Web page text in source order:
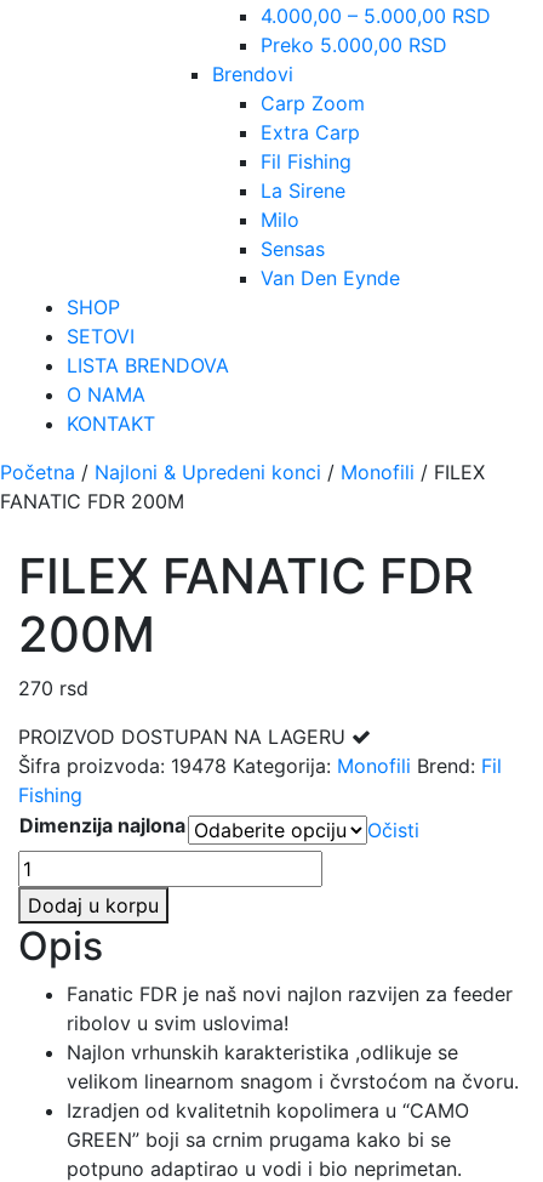
4.000,00 – 5.000,00 RSD
Preko 5.000,00 RSD
Brendovi
Carp Zoom
Extra Carp
Fil Fishing
La Sirene
Milo
Sensas
Van Den Eynde
SHOP
SETOVI
LISTA BRENDOVA
O NAMA
KONTAKT
Početna / Najloni & Upredeni konci / Monofili / FILEX
FANATIC FDR 200M
FILEX FANATIC FDR
200M
270 rsd
PROIZVOD DOSTUPAN NA LAGERU
Šifra proizvoda: 19478 Kategorija: Monofili Brend: Fil
Fishing
Dimenzija najlona
Očisti
FILEX
FANATIC
FDR
200M
Dodaj u korpu
Opis
Fanatic FDR je naš novi najlon razvijen za feeder
ribolov u svim uslovima!
Najlon vrhunskih karakteristika ,odlikuje se
velikom linearnom snagom i čvrstoćom na čvoru.
Izradjen od kvalitetnih kopolimera u “CAMO
GREEN” boji sa crnim prugama kako bi se
potpuno adaptirao u vodi i bio neprimetan.